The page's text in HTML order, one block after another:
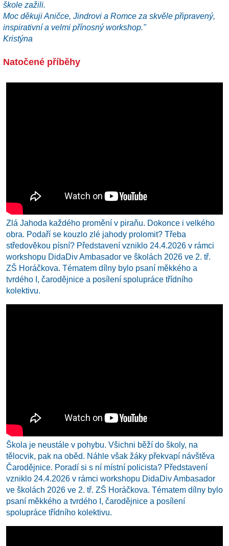
škole zažili.
Moc děkuji Aničce, Jindrovi a Romce za skvěle připravený,
inspirativní a velmi přínosný workshop."
Kristýna
Natočené příběhy
Zlá Jahoda každého promění v piraňu. Dokonce i velkého
obra. Podaří se kouzlo zlé jahody prolomit? Třeba
středověkou písní? Představení vzniklo 24.4.2026 v rámci
workshopu DidaDiv Ambasador ve školách 2026 ve 2. tř.
ZŠ Horáčkova. Tématem dílny bylo psaní měkkého a
tvrdého I, čarodějnice a posílení spolupráce třídního
kolektivu.
Škola je neustále v pohybu. Všichni běží do školy, na
tělocvik, pak na oběd. Náhle však žáky překvapí návštěva
Čarodějnice. Poradí si s ní místní policista? Představení
vzniklo 24.4.2026 v rámci workshopu DidaDiv Ambasador
ve školách 2026 ve 2. tř. ZŠ Horáčkova. Tématem dílny bylo
psaní měkkého a tvrdého I, čarodějnice a posílení
spolupráce třídního kolektivu.